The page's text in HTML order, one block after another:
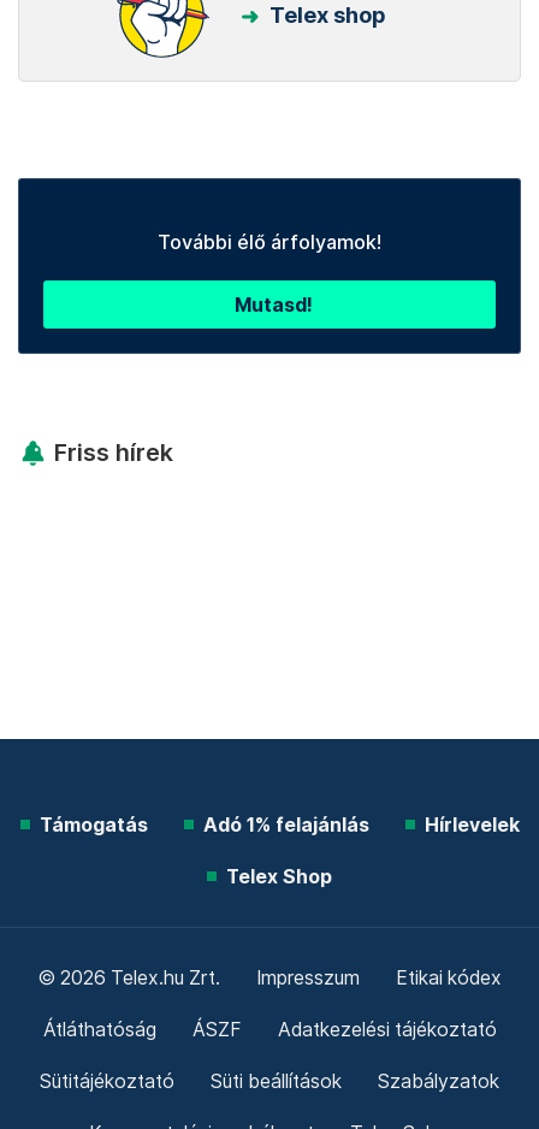
Telex shop
További élő árfolyamok!
Mutasd!
Friss hírek
Támogatás Adó 1% felajánlás Hírlevelek
Telex Shop
© 2026 Telex.hu Zrt. Impresszum Etikai kódex
Átláthatóság ÁSZF Adatkezelési tájékoztató
Sütitájékoztató Süti beállítások Szabályzatok